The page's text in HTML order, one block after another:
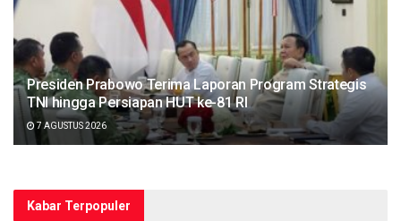
Presiden Prabowo Terima Laporan Program Strategis
TNI hingga Persiapan HUT ke-81 RI
7 AGUSTUS 2026
Kabar Terpopuler